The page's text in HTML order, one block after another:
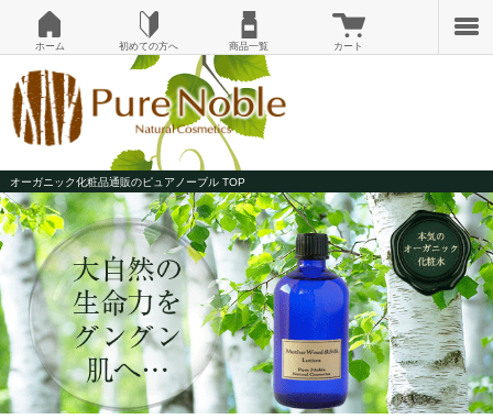
オーガニック化粧品通販のピュアノーブル TOP
ホーム 初めての方へ 商品一覧 カート